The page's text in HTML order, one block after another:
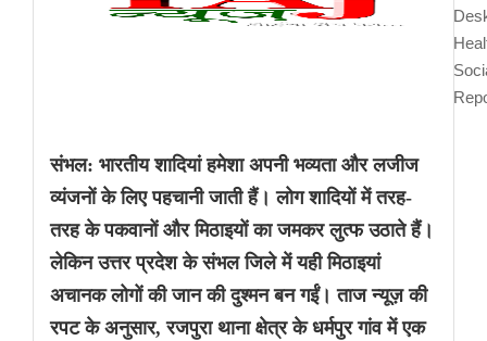
संभल: भारतीय शादियां हमेशा अपनी भव्यता और लजीज
व्यंजनों के लिए पहचानी जाती हैं। लोग शादियों में तरह-
तरह के पकवानों और मिठाइयों का जमकर लुत्फ उठाते हैं।
लेकिन उत्तर प्रदेश के संभल जिले में यही मिठाइयां
अचानक लोगों की जान की दुश्मन बन गईं। ताज न्यूज़ की
रपट के अनुसार, रजपुरा थाना क्षेत्र के धर्मपुर गांव में एक